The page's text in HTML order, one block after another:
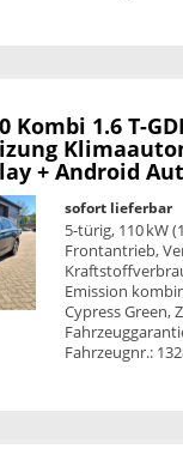
Kombi 1.6 T-
+ Android
sofort lieferbar
5-türig, 110 kW
Frontantrieb,
Emission
Cypress Green,
Fahrzeugnr.: